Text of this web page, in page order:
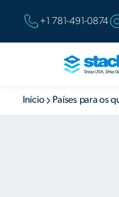
+1 781-491-0874
Início Países para os